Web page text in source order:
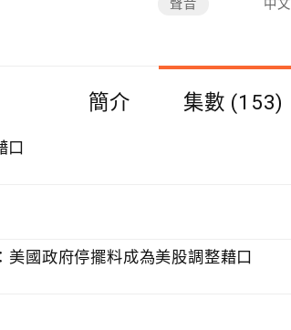
聲音 中文
簡介 集數 (153)
口
國政府停擺料成為美股調整藉口